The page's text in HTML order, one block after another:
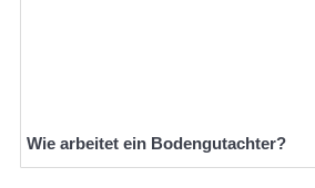
Wie arbeitet ein Bodengutachter?